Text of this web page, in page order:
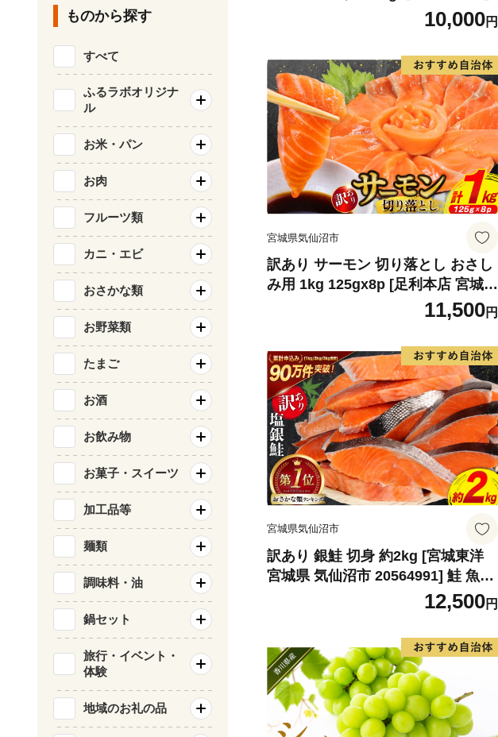
10,000円
宮城県気仙沼市
訳あり サーモン 切り落とし おさし
み用 1kg 125gx8p [足利本店 宮城県
気仙沼市 20564313] 魚 魚介類 鮭 お
刺し身 刺し身 刺身 生 生食 個包装
チリ銀鮭 銀鮭 海鮮 海鮮丼 魚介
11,500円
宮城県気仙沼市
訳あり 銀鮭 切身 約2kg [宮城東洋
宮城県 気仙沼市 20564991] 鮭 魚介
類 海鮮 訳アリ 規格外 不揃い さけ
サケ 鮭切身 シャケ 切り身 冷凍 家
庭用 おかず 弁当 支援 サーモン 銀
鮭切り身 魚 わけあり
12,500円
ものから探す
すべて
ふるラボオリジナ
ル
お米・パン
お肉
フルーツ類
カニ・エビ
おさかな類
お野菜類
たまご
お酒
お飲み物
お菓子・スイーツ
加工品等
麺類
調味料・油
鍋セット
旅行・イベント・
体験
地域のお礼の品